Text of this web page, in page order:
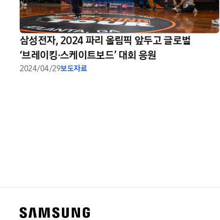
삼성전자, 2024 파리 올림픽 앞두고 글로벌
‘브레이킹·스케이트보드’ 대회 응원
2024/04/29보도자료